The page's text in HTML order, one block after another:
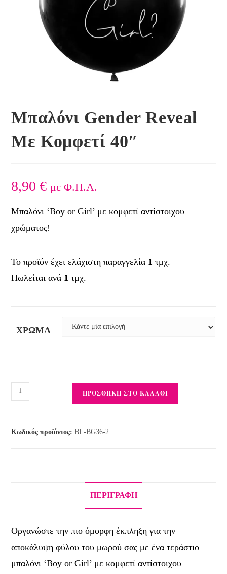
Μπαλόνι Gender Reveal
Με Κομφετί 40″
8,90€ με Φ.Π.Α.
Μπαλόνι ‘Boy or Girl’ με κομφετί αντίστοιχου
χρώματος!
ΧΡΏΜΑ
ΠΡΟΣΘΉΚΗ ΣΤΟ ΚΑΛΆΘΙ
Κωδικός προϊόντος:BL-BG36-2
Το προϊόν έχει ελάχιστη παραγγελία 1 τμχ.
Πωλείται ανά 1 τμχ.
ΠΕΡΙΓΡΑΦΉ
Οργανώστε την πιο όμορφη έκπληξη για την
αποκάλυψη φύλου του μωρού σας με ένα τεράστιο
μπαλόνι ‘Boy or Girl’ με κομφετί αντίστοιχου